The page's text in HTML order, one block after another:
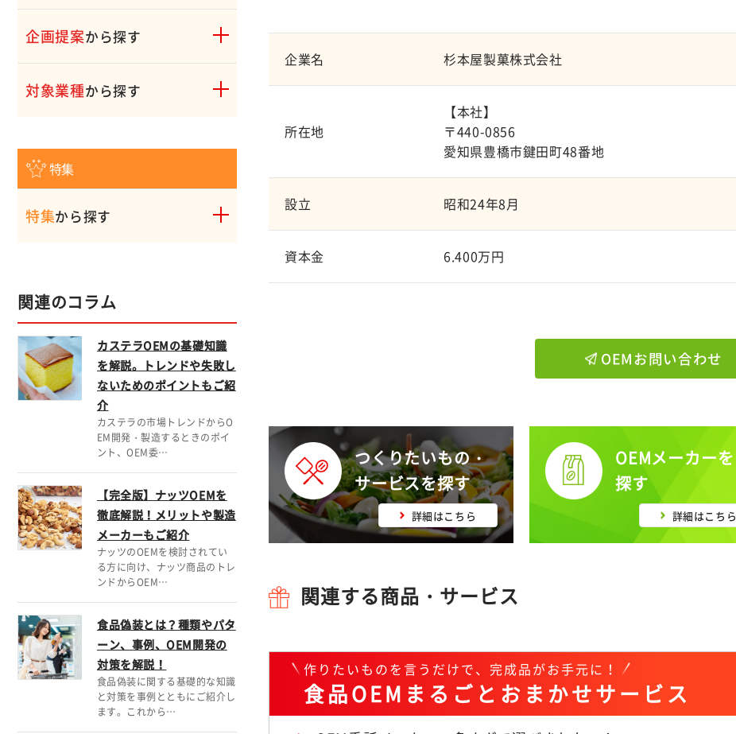
企画提案から探す
対象業種から探す
特集
特集から探す
関連のコラム
カステラOEMの基礎知識
を解説。トレンドや失敗し
ないためのポイントもご紹
介
カステラの市場トレンドからO
EM開発・製造するときのポイ
ント、OEM委…
【完全版】ナッツOEMを
徹底解説！メリットや製造
メーカーもご紹介
ナッツのOEMを検討されてい
る方に向け、ナッツ商品のトレ
ンドからOEM…
食品偽装とは？種類やパタ
ーン、事例、OEM開発の
対策を解説！
食品偽装に関する基礎的な知識
と対策を事例とともにご紹介し
ます。これから…
企業名 杉本屋製菓株式会社
所在地
【本社】
〒440-0856
愛知県豊橋市鍵田町48番地
設立 昭和24年8月
資本金 6.400万円
OEMお問い合わせ
つくりたいもの・
サービスを探す
詳細はこちら
OEMメーカーを
探す
詳細はこちら
関連する商品・サービス
作りたいものを言うだけで、完成品がお手元に！
食品OEMまるごとおまかせサービス